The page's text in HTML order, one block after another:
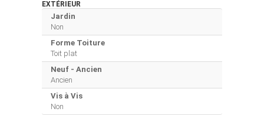
EXTÉRIEUR
Jardin
Non
Forme Toiture
Toit plat
Neuf - Ancien
Ancien
Vis à Vis
Non